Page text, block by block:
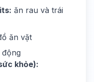
ăn rau và trái
ăn vặt
khỏe):